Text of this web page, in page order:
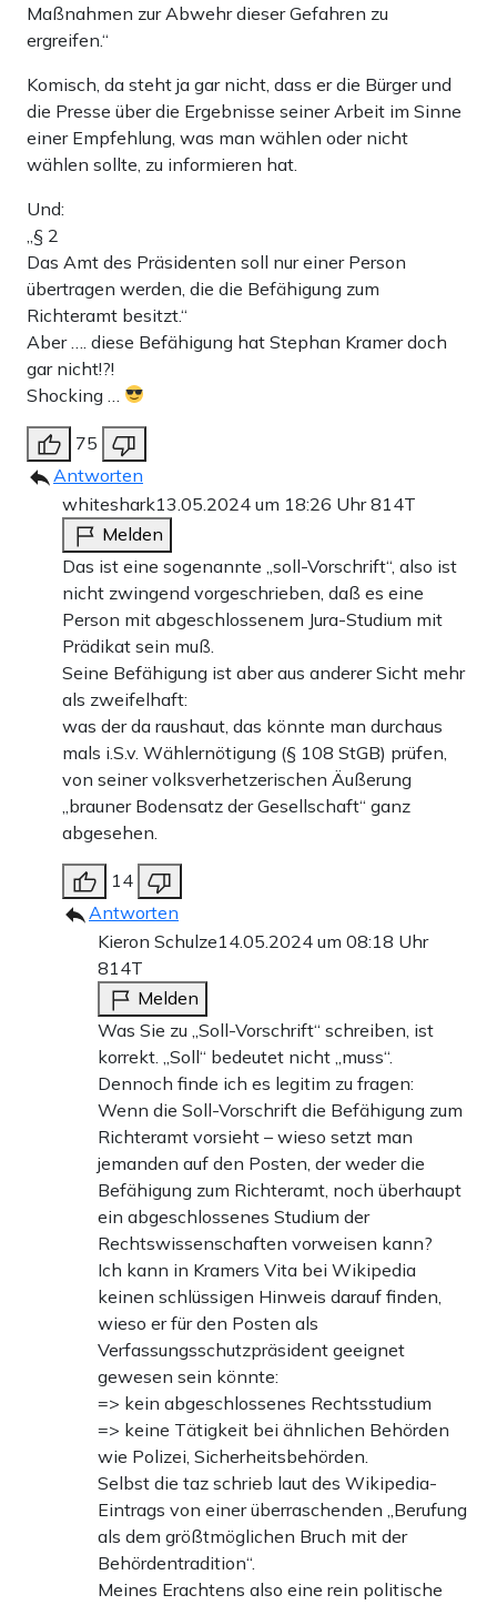
Maßnahmen zur Abwehr dieser Gefahren zu
ergreifen.“
Komisch, da steht ja gar nicht, dass er die Bürger und
die Presse über die Ergebnisse seiner Arbeit im Sinne
einer Empfehlung, was man wählen oder nicht
wählen sollte, zu informieren hat.
Und:
„§ 2
Das Amt des Präsidenten soll nur einer Person
übertragen werden, die die Befähigung zum
Richteramt besitzt.“
Aber …. diese Befähigung hat Stephan Kramer doch
gar nicht!?!
Shocking …
75
Antworten
whiteshark13.05.2024 um 18:26 Uhr814T
Melden
Das ist eine sogenannte „soll-Vorschrift“, also ist
nicht zwingend vorgeschrieben, daß es eine
Person mit abgeschlossenem Jura-Studium mit
Prädikat sein muß.
Seine Befähigung ist aber aus anderer Sicht mehr
als zweifelhaft:
was der da raushaut, das könnte man durchaus
mals i.S.v. Wählernötigung (§ 108 StGB) prüfen,
von seiner volksverhetzerischen Äußerung
„brauner Bodensatz der Gesellschaft“ ganz
abgesehen.
14
Antworten
Kieron Schulze14.05.2024 um 08:18 Uhr
814T
Melden
Was Sie zu „Soll-Vorschrift“ schreiben, ist
korrekt. „Soll“ bedeutet nicht „muss“.
Dennoch finde ich es legitim zu fragen:
Wenn die Soll-Vorschrift die Befähigung zum
Richteramt vorsieht – wieso setzt man
jemanden auf den Posten, der weder die
Befähigung zum Richteramt, noch überhaupt
ein abgeschlossenes Studium der
Rechtswissenschaften vorweisen kann?
Ich kann in Kramers Vita bei Wikipedia
keinen schlüssigen Hinweis darauf finden,
wieso er für den Posten als
Verfassungsschutzpräsident geeignet
gewesen sein könnte:
=> kein abgeschlossenes Rechtsstudium
=> keine Tätigkeit bei ähnlichen Behörden
wie Polizei, Sicherheitsbehörden.
Selbst die taz schrieb laut des Wikipedia-
Eintrags von einer überraschenden „Berufung
als dem größtmöglichen Bruch mit der
Behördentradition“.
Meines Erachtens also eine rein politische